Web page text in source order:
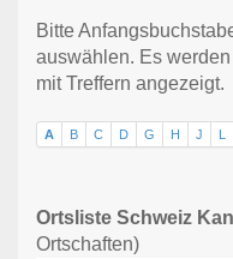
Bitte
auswählen. Es
mit Treffern angezeigt.
A B C D G H J
Ortsliste Schweiz
Ortschaften)